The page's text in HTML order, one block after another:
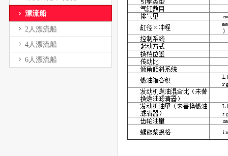
漂流船
2人漂流船
4人漂流船
6人漂流船